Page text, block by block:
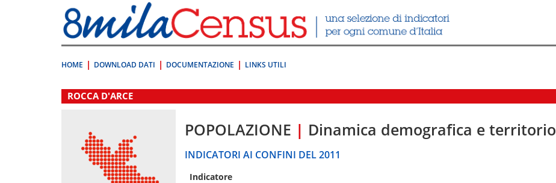
direttamente
a:
Contenuto
HOME DOWNLOAD DATI DOCUMENTAZIONE LINKS UTILI
.
ROCCA D'ARCE
POPOLAZIONE | Dinamica demografica e territorio
INDICATORI AI CONFINI DEL 2011
Indicatore